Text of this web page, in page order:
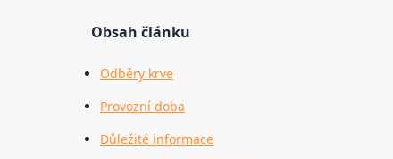
Obsah článku
Odběry krve
Provozní doba
Důležité informace